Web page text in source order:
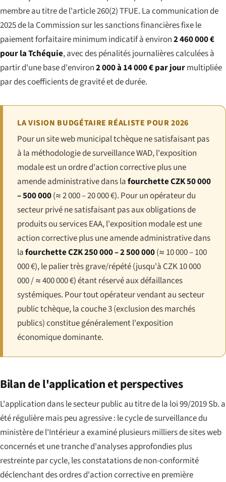
membre au titre de l'article 260(2) TFUE. La communication de
2025 de la Commission sur les sanctions financières fixe le
paiement forfaitaire minimum indicatif à environ2 460 000 €
pour la Tchéquie, avec des pénalités journalières calculées à
partir d'une base d'environ2 000 à 14 000 € par jourmultipliée
par des coefficients de gravité et de durée.
LA VISION BUDGÉTAIRE RÉALISTE POUR 2026
Pour un site web municipal tchèque ne satisfaisant pas
à la méthodologie de surveillance WAD, l'exposition
modale est un ordre d'action corrective plus une
amende administrative dans lafourchette CZK 50 000
– 500 000(≈ 2 000 – 20 000 €). Pour un opérateur du
secteur privé ne satisfaisant pas aux obligations de
produits ou services EAA, l'exposition modale est une
action corrective plus une amende administrative dans
lafourchette CZK 250 000 – 2 500 000(≈ 10 000 – 100
000 €), le palier très grave/répété (jusqu'à CZK 10 000
000 / ≈ 400 000 €) étant réservé aux défaillances
systémiques. Pour tout opérateur vendant au secteur
public tchèque, la couche 3 (exclusion des marchés
publics) constitue généralement l'exposition
économique dominante.
Bilan de l'application et perspectives
L'application dans le secteur public au titre de la loi 99/2019 Sb. a
été régulière mais peu agressive : le cycle de surveillance du
ministère de l'Intérieur a examiné plusieurs milliers de sites web
concernés et une tranche d'analyses approfondies plus
restreinte par cycle, les constatations de non-conformité
déclenchant des ordres d'action corrective en première